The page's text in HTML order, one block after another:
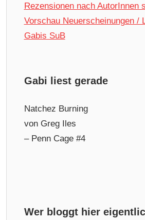
Rezensionen nach AutorInnen
Vorschau Neuerscheinungen /
Gabis SuB
Gabi liest gerade
Natchez Burning
von Greg Iles
– Penn Cage #4
Wer bloggt hier